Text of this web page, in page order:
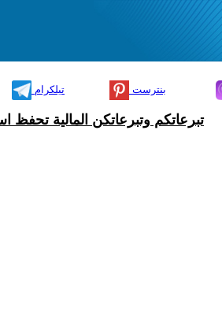
تيلكرام بنترست
تبرعاتكم وتبرعاتكن المالية تحفظ